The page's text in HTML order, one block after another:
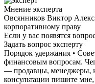
Мнение эксперта
Овсянников Виктор
корпоративному праву
Если у вас появятся
Задать вопрос эксперту
Порядок удержания •
финансовым вопросам.
— продавцы, менеджеры,
консультации пишите мне,